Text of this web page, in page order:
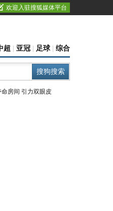
欢迎入驻搜狐媒体平台
超 亚冠 足球 综合
命房间 引力双眼皮